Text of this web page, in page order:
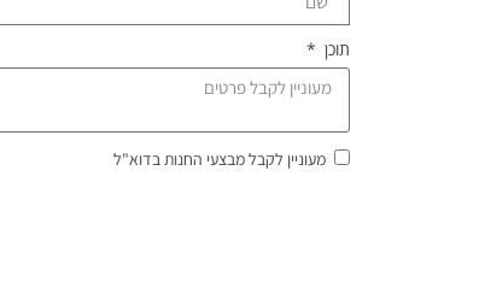
תוכן
מעוניין לקבל מבצעי החנות בדוא"ל